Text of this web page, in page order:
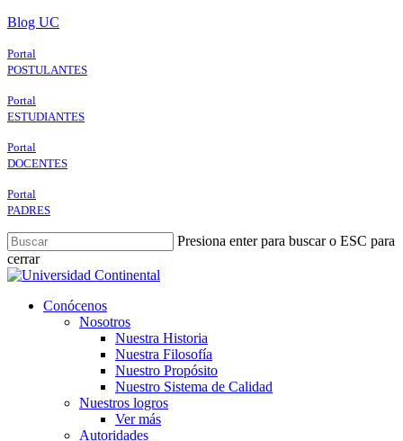
Skip
main
content
Blog UC
Portal
POSTULANTES
Portal
ESTUDIANTES
Portal
DOCENTES
Portal
PADRES
Presiona enter para buscar o ESC para
cerrar
Close
search
Menu
Conócenos
Nosotros
Nuestra Historia
Nuestra Filosofía
Nuestro Propósito
Nuestro Sistema de Calidad
Nuestros logros
Ver más
Autoridades